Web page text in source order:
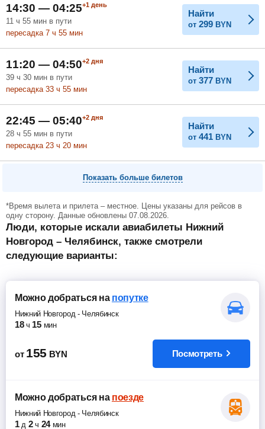
14:30 — 04:25+1 день
11 ч 55 мин в пути
пересадка 7 ч 55 мин
Найти
от 299 BYN
11:20 — 04:50+2 дня
39 ч 30 мин в пути
пересадка 33 ч 55 мин
Найти
от 377 BYN
22:45 — 05:40+2 дня
28 ч 55 мин в пути
пересадка 23 ч 20 мин
Найти
от 441 BYN
Показать больше билетов
*Время вылета и прилета – местное. Цены указаны для рейсов в
одну сторону. Данные обновлены 07.08.2026.
Люди, которые искали авиабилеты Нижний
Новгород – Челябинск, также смотрели
следующие варианты:
Можно добратьсяна попутке
Нижний Новгород - Челябинск
18 ч 15 мин
от 155 BYN Посмотреть
Можно добратьсяна поезде
Нижний Новгород - Челябинск
1 д 2 ч 24 мин